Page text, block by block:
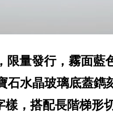
限量發行，霧面藍
石水晶玻璃底蓋鐫
樣，搭配長階梯形